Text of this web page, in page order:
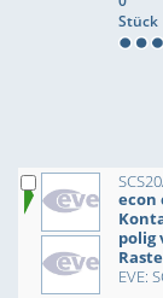
Stück
econ
polig
EVE: